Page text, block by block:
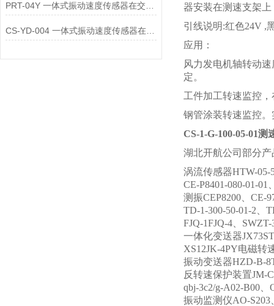
CS-YD-004 一体式振动速度传感器在能源领域的应用场景有哪些？
器安装在测速支架
引线说明:红色24V ,
应用：
风力发电机轴转动
定。
工件加工转速监控
钢管涂装转速监控
CS-1-G-100-05-01测
湖北开航公司部分产
涡流传感器HTW-05-
CE-P8401-080-01-01
测振CEP8200、CE-
TD-1-300-50-01-2、
FJQ-1FJQ-4、
一体化变送器
XS12JK-4PY电磁转
振动变送器HZD-B-
反转速保护装置JM-
qbj-3c2/g-A02-B00
振动监测仪AO-S203